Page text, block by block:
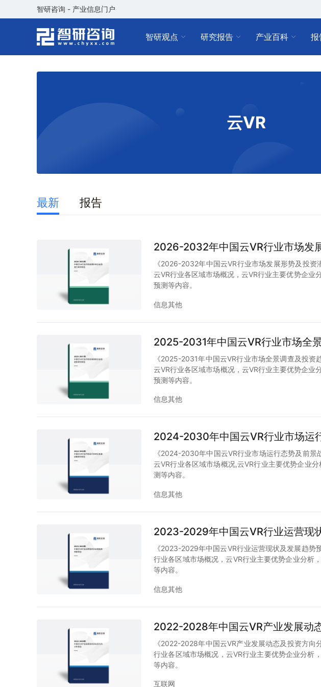
智研咨询 - 产业信息门户
智研观点 研究报告 产业百科 报
云VR
最新 报告
2026-2032年中国云VR行业市场发
《2026-2032年中国云VR行业市场发展形势及投
云VR行业各区域市场概况，云VR行业主要优势企
预测等内容。
信息其他
2025-2031年中国云VR行业市场全
《2025-2031年中国云VR行业市场全景调查及投
云VR行业各区域市场概况，云VR行业主要优势企
预测等内容。
信息其他
2024-2030年中国云VR行业市场运
《2024-2030年中国云VR行业市场运行态势及前
云VR行业各区域市场概况,云VR行业主要优势企业
测等内容。
信息其他
2023-2029年中国云VR行业运营现
《2023-2029年中国云VR行业运营现状及发展趋
行业各区域市场概况，云VR行业主要优势企业分析
等内容。
信息其他
2022-2028年中国云VR产业发展动
《2022-2028年中国云VR产业发展动态及投资方
行业各区域市场概况，云VR行业主要优势企业分析
等内容。
互联网